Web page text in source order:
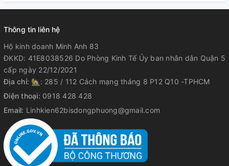
Thông tin liên hệ
Hộ kinh doanh Minh Anh 83
ĐKKD: 41E8038526 Do Phòng Kinh Tế Ủy ban nhân dân Quận 5
cấp ngày 22/12/2021
Địa chỉ: 🏡: 285 / 112 Cách mạng tháng 8 P12 Q10 -TPHCM
Điện thoại: 0918 428 428
Email: Linhkien62bisdongphuong@gmail.com